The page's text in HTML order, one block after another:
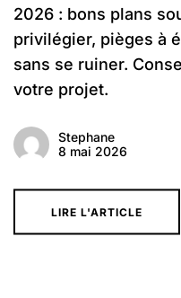
2026 : bons plans
privilégier, pièges à
sans se ruiner.
votre projet.
Stephane
8 mai 2026
LIRE L'ARTICLE